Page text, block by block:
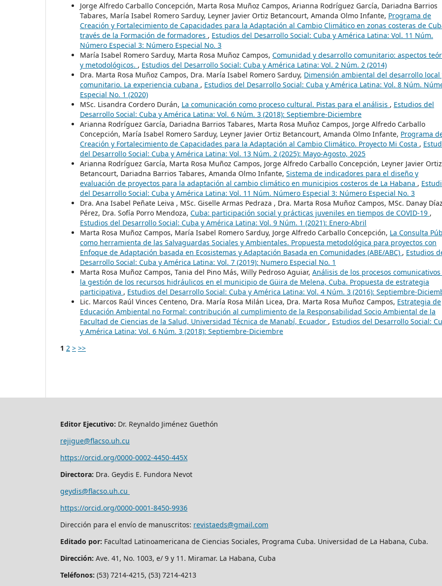
Jorge Alfredo Carballo Concepción, Marta Rosa Muñoz Campos, Arianna Rodríguez García, Dariadna Barrios
Tabares, María Isabel Romero Sarduy, Leyner Javier Ortiz Betancourt, Amanda Olmo Infante, Programa de
Creación y Fortalecimiento de Capacidades para la Adaptación al Cambio Climático en zonas costeras de
través de la Formación de formadores , Estudios del Desarrollo Social: Cuba y América Latina: Vol. 11 Núm.
Número Especial 3: Número Especial No. 3
María Isabel Romero Sarduy, Marta Rosa Muñoz Campos, Comunidad y desarrollo comunitario: aspectos
y metodológicos. , Estudios del Desarrollo Social: Cuba y América Latina: Vol. 2 Núm. 2 (2014)
Dra. Marta Rosa Muñoz Campos, Dra. María Isabel Romero Sarduy, Dimensión ambiental del desarrollo local
comunitario. La experiencia cubana , Estudios del Desarrollo Social: Cuba y América Latina: Vol. 8 Núm.
Especial No. 1 (2020)
MSc. Lisandra Cordero Durán, La comunicación como proceso cultural. Pistas para el análisis , Estudios del
Desarrollo Social: Cuba y América Latina: Vol. 6 Núm. 3 (2018): Septiembre-Diciembre
Arianna Rodríguez García, Dariadna Barrios Tabares, Marta Rosa Muñoz Campos, Jorge Alfredo Carballo
Concepción, María Isabel Romero Sarduy, Leyner Javier Ortiz Betancourt, Amanda Olmo Infante, Programa
Creación y Fortalecimiento de Capacidades para la Adaptación al Cambio Climático. Proyecto Mi Costa ,
del Desarrollo Social: Cuba y América Latina: Vol. 13 Núm. 2 (2025): Mayo-Agosto, 2025
Arianna Rodríguez García, Marta Rosa Muñoz Campos, Jorge Alfredo Carballo Concepción, Leyner Javier Ortiz
Betancourt, Dariadna Barrios Tabares, Amanda Olmo Infante, Sistema de indicadores para el diseño y
evaluación de proyectos para la adaptación al cambio climático en municipios costeros de La Habana ,
del Desarrollo Social: Cuba y América Latina: Vol. 11 Núm. Número Especial 3: Número Especial No. 3
Dra. Ana Isabel Peñate Leiva , MSc. Giselle Armas Pedraza , Dra. Marta Rosa Muñoz Campos, MSc. Danay Díaz
Pérez, Dra. Sofía Porro Mendoza, Cuba: participación social y prácticas juveniles en tiempos de COVID-19 ,
Estudios del Desarrollo Social: Cuba y América Latina: Vol. 9 Núm. 1 (2021): Enero-Abril
Marta Rosa Muñoz Campos, María Isabel Romero Sarduy, Jorge Alfredo Carballo Concepción, La Consulta
como herramienta de las Salvaguardas Sociales y Ambientales. Propuesta metodológica para proyectos con
Enfoque de Adaptación basada en Ecosistemas y Adaptación Basada en Comunidades (ABE/ABC) , Estudios
Desarrollo Social: Cuba y América Latina: Vol. 7 (2019): Numero Especial No. 1
Marta Rosa Muñoz Campos, Tania del Pino Más, Willy Pedroso Aguiar, Análisis de los procesos comunicativos
la gestión de los recursos hidráulicos en el municipio de Güira de Melena, Cuba. Propuesta de estrategia
participativa , Estudios del Desarrollo Social: Cuba y América Latina: Vol. 4 Núm. 3 (2016): Septiembre-
Lic. Marcos Raúl Vinces Centeno, Dra. María Rosa Milán Licea, Dra. Marta Rosa Muñoz Campos, Estrategia de
Educación Ambiental no Formal: contribución al cumplimiento de la Responsabilidad Socio Ambiental de la
Facultad de Ciencias de la Salud, Universidad Técnica de Manabí, Ecuador , Estudios del Desarrollo Social:
y América Latina: Vol. 6 Núm. 3 (2018): Septiembre-Diciembre
1 2 > >>
Editor Ejecutivo: Dr. Reynaldo Jiménez Guethón
rejigue@flacso.uh.cu
https://orcid.org/0000-0002-4450-445X
Directora: Dra. Geydis E. Fundora Nevot
geydis@flacso.uh.cu
https://orcid.org/0000-0001-8450-9936
Dirección para el envío de manuscritos: revistaeds@gmail.com
Editado por: Facultad Latinoamericana de Ciencias Sociales, Programa Cuba. Universidad de La Habana, Cuba.
Dirección: Ave. 41, No. 1003, e/ 9 y 11. Miramar. La Habana, Cuba
Teléfonos: (53) 7214-4215, (53) 7214-4213